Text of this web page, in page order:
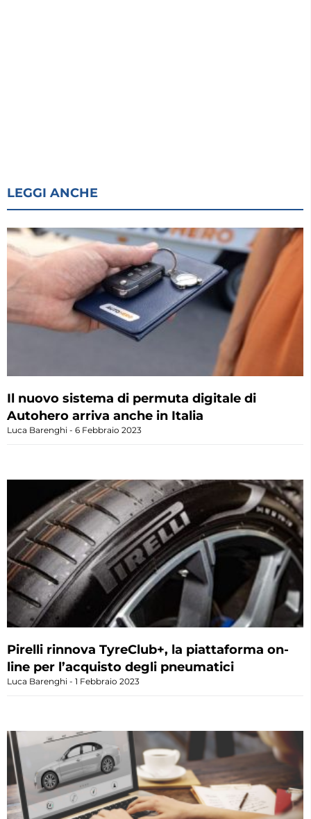
LEGGI ANCHE
Il nuovo sistema di permuta digitale di
Autohero arriva anche in Italia
Luca Barenghi 6 Febbraio 2023
Pirelli rinnova TyreClub+, la piattaforma on-
line per l’acquisto degli pneumatici
Luca Barenghi 1 Febbraio 2023